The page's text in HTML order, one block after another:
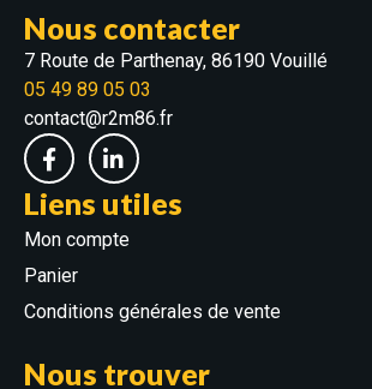
Nous contacter
7 Route de Parthenay, 86190 Vouillé
05 49 89 05 03
contact@r2m86.fr
Liens utiles
Mon compte
Panier
Conditions générales de vente
Nous trouver